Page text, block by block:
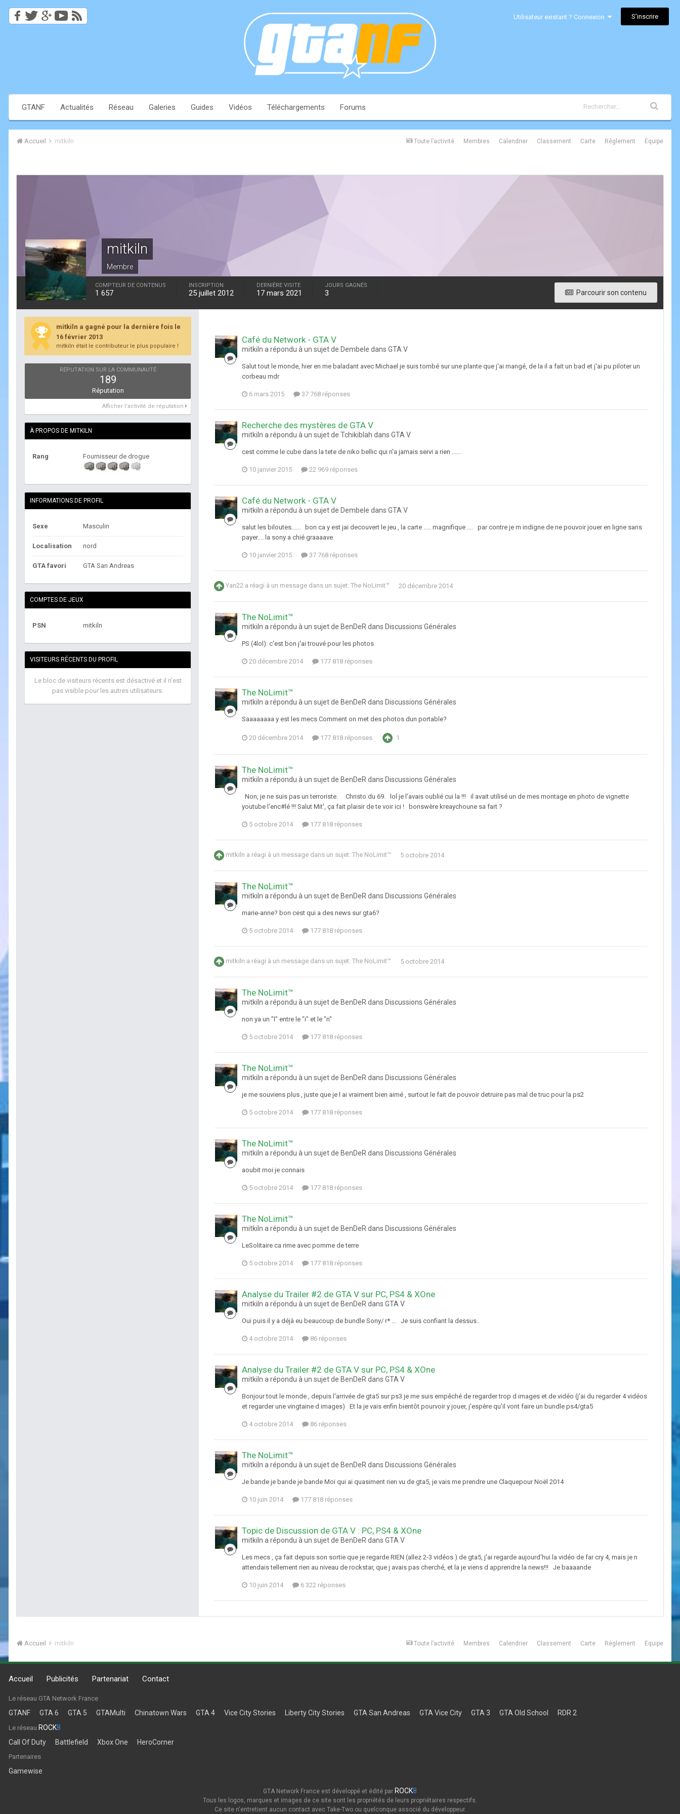
Utilisateur existant ? Connexion S’inscrire
GTANF Actualités Réseau Galeries Guides Vidéos Téléchargements Forums
Toute l’activité Membres Calendrier Classement Carte Règlement Équipe
Accueil mitkiln
mitkiln
Membre
Parcourir son contenu
COMPTEUR DE CONTENUS
1 657
INSCRIPTION
25 juillet 2012
DERNIÈRE VISITE
17 mars 2021
JOURS GAGNÉS
3
mitkiln a gagné pour la dernière fois le
16 février 2013
mitkiln était le contributeur le plus populaire !
RÉPUTATION SUR LA COMMUNAUTÉ
189
Réputation
Afficher l’activité de réputation
À PROPOS DE MITKILN
Rang Fournisseur de drogue
INFORMATIONS DE PROFIL
Sexe Masculin
Localisation nord
GTA favori GTA San Andreas
COMPTES DE JEUX
PSN mitkiln
VISITEURS RÉCENTS DU PROFIL
Le bloc de visiteurs récents est désactivé et il n’est
pas visible pour les autres utilisateurs.
Café du Network - GTA V
mitkiln a répondu à un sujet de Dembele dans GTA V
Salut tout le monde, hier en me baladant avec Michael je suis tombé sur une plante que j'ai mangé, de la il a fait un bad et j'ai pu piloter un
corbeau mdr
6 mars 2015 37 768 réponses
Recherche des mystères de GTA V
mitkiln a répondu à un sujet de Tchikiblah dans GTA V
cest comme le cube dans la tete de niko bellic qui n'a jamais servi a rien ......
10 janvier 2015 22 969 réponses
Café du Network - GTA V
mitkiln a répondu à un sujet de Dembele dans GTA V
salut les biloutes...... bon ca y est jai decouvert le jeu , la carte ..... magnifique .... par contre je m indigne de ne pouvoir jouer en ligne sans
payer.... la sony a chié graaaave
10 janvier 2015 37 768 réponses
Yan22 a réagi à un message dans un sujet: The NoLimit™ 20 décembre 2014
The NoLimit™
mitkiln a répondu à un sujet de BenDeR dans Discussions Générales
PS (4lol): c'est bon j'ai trouvé pour les photos
20 décembre 2014 177 818 réponses
The NoLimit™
mitkiln a répondu à un sujet de BenDeR dans Discussions Générales
Saaaaaaaa y est les mecs Comment on met des photos dun portable?
20 décembre 2014 177 818 réponses 1
The NoLimit™
mitkiln a répondu à un sujet de BenDeR dans Discussions Générales
Non, je ne suis pas un terroriste. Christo du 69. lol je l'avais oublié cui la !!! il avait utilisé un de mes montage en photo de vignette
youtube l'enc#lé !!! Salut Mit', ça fait plaisir de te voir ici ! bonswère kreaychoune sa fart ?
5 octobre 2014 177 818 réponses
mitkiln a réagi à un message dans un sujet: The NoLimit™ 5 octobre 2014
The NoLimit™
mitkiln a répondu à un sujet de BenDeR dans Discussions Générales
marie-anne? bon cest qui a des news sur gta6?
5 octobre 2014 177 818 réponses
mitkiln a réagi à un message dans un sujet: The NoLimit™ 5 octobre 2014
The NoLimit™
mitkiln a répondu à un sujet de BenDeR dans Discussions Générales
non ya un "l" entre le "i" et le "n"
5 octobre 2014 177 818 réponses
The NoLimit™
mitkiln a répondu à un sujet de BenDeR dans Discussions Générales
je me souviens plus , juste que je l ai vraiment bien aimé , surtout le fait de pouvoir detruire pas mal de truc pour la ps2
5 octobre 2014 177 818 réponses
The NoLimit™
mitkiln a répondu à un sujet de BenDeR dans Discussions Générales
aoubit moi je connais
5 octobre 2014 177 818 réponses
The NoLimit™
mitkiln a répondu à un sujet de BenDeR dans Discussions Générales
LeSolitaire ca rime avec pomme de terre
5 octobre 2014 177 818 réponses
Analyse du Trailer #2 de GTA V sur PC, PS4 & XOne
mitkiln a répondu à un sujet de BenDeR dans GTA V
Oui puis il y a déjà eu beaucoup de bundle Sony/ r* ... Je suis confiant la dessus..
4 octobre 2014 86 réponses
Analyse du Trailer #2 de GTA V sur PC, PS4 & XOne
mitkiln a répondu à un sujet de BenDeR dans GTA V
Bonjour tout le monde , depuis l'arrivée de gta5 sur ps3 je me suis empêché de regarder trop d images et de vidéo (j'ai du regarder 4 vidéos
et regarder une vingtaine d images) Et la je vais enfin bientôt pourvoir y jouer, j'espère qu'il vont faire un bundle ps4/gta5
4 octobre 2014 86 réponses
The NoLimit™
mitkiln a répondu à un sujet de BenDeR dans Discussions Générales
Je bande je bande je bande Moi qui ai quasiment rien vu de gta5, je vais me prendre une Claquepour Noël 2014
10 juin 2014 177 818 réponses
Topic de Discussion de GTA V : PC, PS4 & XOne
mitkiln a répondu à un sujet de BenDeR dans GTA V
Les mecs , ça fait depuis son sortie que je regarde RIEN (allez 2-3 vidéos ) de gta5, j'ai regarde aujourd'hui la vidéo de far cry 4, mais je n
attendais tellement rien au niveau de rockstar, que j avais pas cherché, et la je viens d apprendre la news!!! Je baaaande
10 juin 2014 6 322 réponses
Toute l’activité Membres Calendrier Classement Carte Règlement Équipe
Accueil mitkiln
Accueil Publicités Partenariat Contact
Le réseau GTA Network France
GTANF GTA 6 GTA 5 GTAMulti Chinatown Wars GTA 4 Vice City Stories Liberty City Stories GTA San Andreas GTA Vice City GTA 3 GTA Old School RDR 2
Le réseau ROCK8
Call Of Duty
Battlefield Xbox One HeroCorner
Partenaires
Gamewise
GTA Network France est développé et édité par ROCK8
Tous les logos, marques et images de ce site sont les propriétés de leurs propriétaires respectifs.
Ce site n'entretient aucun contact avec Take-Two ou quelconque associé du développeur.